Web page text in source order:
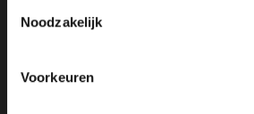
Noodzakelijk
Voorkeuren